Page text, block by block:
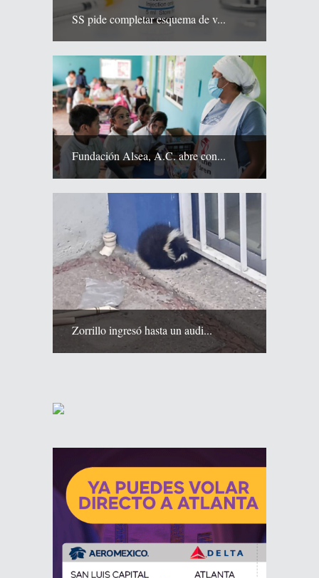
SS pide completar esquema de v...
Fundación Alsea, A.C. abre con...
Zorrillo ingresó hasta un audi...